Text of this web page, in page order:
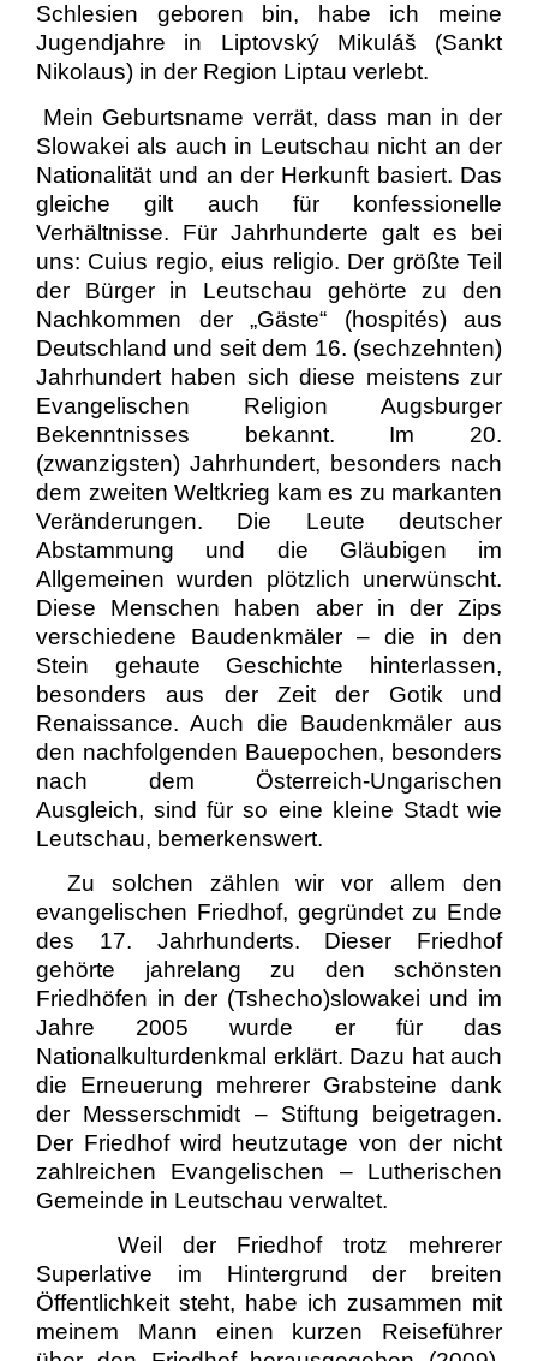
Schlesien geboren bin, habe ich meine
Jugendjahre in Liptovský Mikuláš (Sankt
Nikolaus) in der Region Liptau verlebt.
Mein Geburtsname verrät, dass man in der
Slowakei als auch in Leutschau nicht an der
Nationalität und an der Herkunft basiert. Das
gleiche gilt auch für konfessionelle
Verhältnisse. Für Jahrhunderte galt es bei
uns: Cuius regio, eius religio. Der größte Teil
der Bürger in Leutschau gehörte zu den
Nachkommen der „Gäste“ (hospités) aus
Deutschland und seit dem 16. (sechzehnten)
Jahrhundert haben sich diese meistens zur
Evangelischen Religion Augsburger
Bekenntnisses bekannt. Im 20.
(zwanzigsten) Jahrhundert, besonders nach
dem zweiten Weltkrieg kam es zu markanten
Veränderungen. Die Leute deutscher
Abstammung und die Gläubigen im
Allgemeinen wurden plötzlich unerwünscht.
Diese Menschen haben aber in der Zips
verschiedene Baudenkmäler – die in den
Stein gehaute Geschichte hinterlassen,
besonders aus der Zeit der Gotik und
Renaissance. Auch die Baudenkmäler aus
den nachfolgenden Bauepochen, besonders
nach dem Österreich-Ungarischen
Ausgleich, sind für so eine kleine Stadt wie
Leutschau, bemerkenswert.
Zu solchen zählen wir vor allem den
evangelischen Friedhof, gegründet zu Ende
des 17. Jahrhunderts. Dieser Friedhof
gehörte jahrelang zu den schönsten
Friedhöfen in der (Tshecho)slowakei und im
Jahre 2005 wurde er für das
Nationalkulturdenkmal erklärt. Dazu hat auch
die Erneuerung mehrerer Grabsteine dank
der Messerschmidt – Stiftung beigetragen.
Der Friedhof wird heutzutage von der nicht
zahlreichen Evangelischen – Lutherischen
Gemeinde in Leutschau verwaltet.
Weil der Friedhof trotz mehrerer
Superlative im Hintergrund der breiten
Öffentlichkeit steht, habe ich zusammen mit
meinem Mann einen kurzen Reiseführer